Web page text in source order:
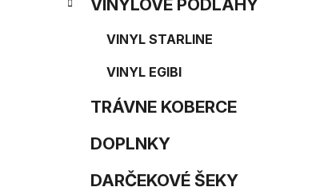
n
VINYLOVÉ PODLAHY
VINYL STARLINE
VINYL EGIBI
TRÁVNE KOBERCE
DOPLNKY
DARČEKOVÉ ŠEKY